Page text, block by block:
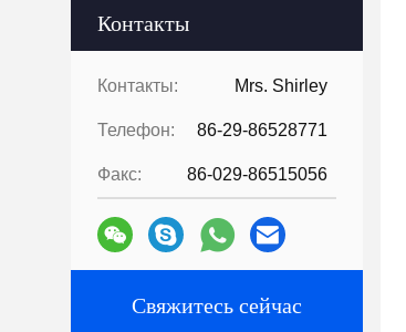
Контакты
Контакты: Mrs. Shirley
Телефон: 86-29-86528771
Факс: 86-029-86515056
Свяжитесь сейчас